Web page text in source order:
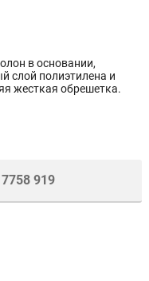
в основании,
слой полиэтилена и
жесткая обрешетка.
919